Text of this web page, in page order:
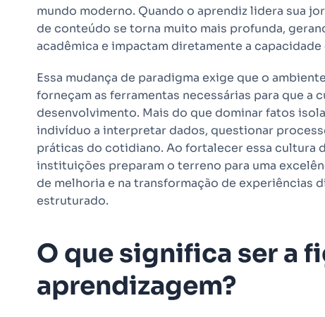
mundo moderno. Quando o aprendiz lidera sua
de conteúdo se torna muito mais profunda,
acadêmica e impactam diretamente a
Essa mudança de paradigma exige que o
forneçam as ferramentas necessárias para que a
desenvolvimento. Mais do que dominar fatos
indivíduo a interpretar dados, questionar
práticas do cotidiano. Ao fortalecer essa cultura
instituições preparam o terreno para uma
de melhoria e na transformação de experiências
estruturado.
O que significa ser a
aprendizagem?